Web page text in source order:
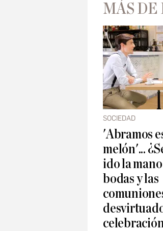
MÁS DE
SOCIEDAD
'Abramos
melón'...
ido la
bodas y las